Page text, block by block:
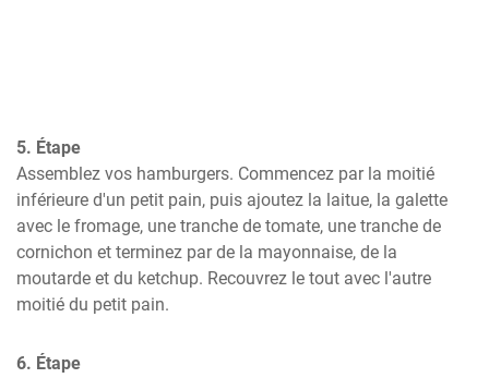
5. Étape
Assemblez vos hamburgers. Commencez par la moitié
inférieure d'un petit pain, puis ajoutez la laitue, la galette
avec le fromage, une tranche de tomate, une tranche de
cornichon et terminez par de la mayonnaise, de la
moutarde et du ketchup. Recouvrez le tout avec l'autre
moitié du petit pain.
6. Étape